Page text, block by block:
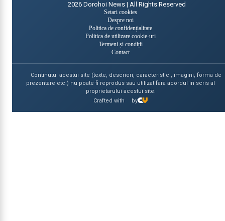
2026 Dorohoi News | All Rights Reserved
Setari cookies
Despre noi
Politica de confidențialitate
Politica de utilizare cookie-uri
Termeni și condiții
Contact
Continutul acestui site (texte, descrieri, caracteristici, imagini, forma de
prezentare etc.) nu poate fi reprodus sau utilizat fara acordul in scris al
proprietarului acestui site.
Crafted with
by